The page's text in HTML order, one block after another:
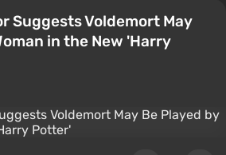
Suggests Voldemort May
in the New 'Harry